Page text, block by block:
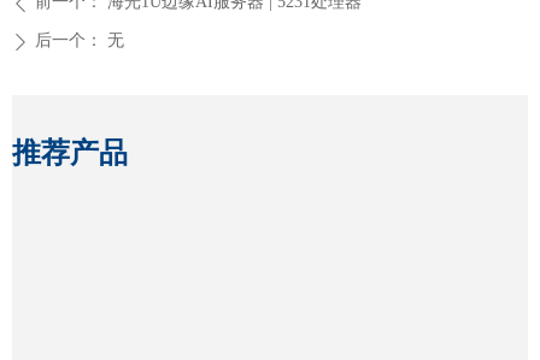
ꄲ 后一个： 无
推荐产品